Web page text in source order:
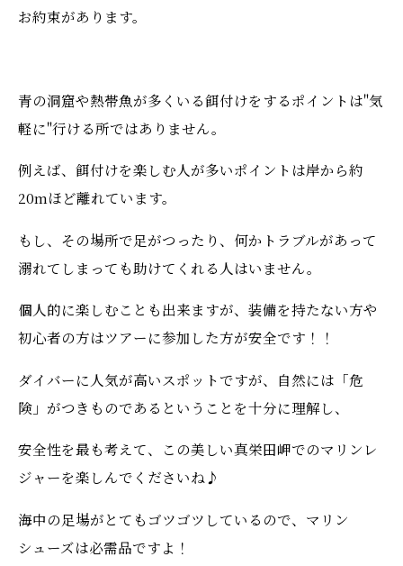
お約束があります。
青の洞窟や熱帯魚が多くいる餌付けをするポイントは"気
軽に"行ける所ではありません。
例えば、餌付けを楽しむ人が多いポイントは岸から約
20mほど離れています。
もし、その場所で足がつったり、何かトラブルがあって
溺れてしまっても助けてくれる人はいません。
個人的に楽しむことも出来ますが、装備を持たない方や
初心者の方はツアーに参加した方が安全です！！
ダイバーに人気が高いスポットですが、自然には「危
険」がつきものであるということを十分に理解し、
安全性を最も考えて、この美しい真栄田岬でのマリンレ
ジャーを楽しんでくださいね♪
海中の足場がとてもゴツゴツしているので、マリン
シューズは必需品ですよ！